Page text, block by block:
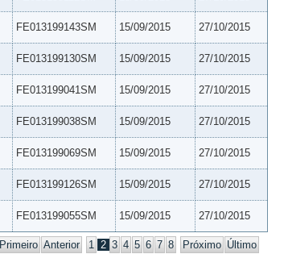
FE013199143SM 15/09/2015 27/10/2015
FE013199130SM 15/09/2015 27/10/2015
FE013199041SM 15/09/2015 27/10/2015
FE013199038SM 15/09/2015 27/10/2015
FE013199069SM 15/09/2015 27/10/2015
FE013199126SM 15/09/2015 27/10/2015
FE013199055SM 15/09/2015 27/10/2015
Primeiro Anterior 1 2 3 4 5 6 7 8 Próximo Último